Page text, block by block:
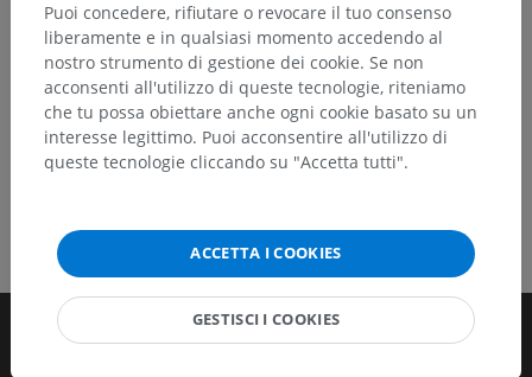
SCARICA L'APP
Puoi concedere, rifiutare o revocare il tuo consenso
liberamente e in qualsiasi momento accedendo al
nostro strumento di gestione dei cookie. Se non
acconsenti all'utilizzo di queste tecnologie, riteniamo
che tu possa obiettare anche ogni cookie basato su un
interesse legittimo. Puoi acconsentire all'utilizzo di
queste tecnologie cliccando su "Accetta tutti".
ACCETTA I COOKIES
GESTISCI I COOKIES